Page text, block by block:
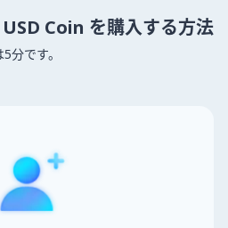
Coin を購入する方法
分です。